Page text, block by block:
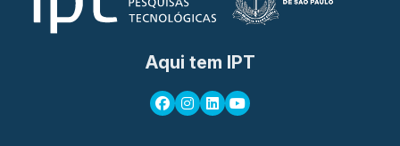
Aqui tem IPT